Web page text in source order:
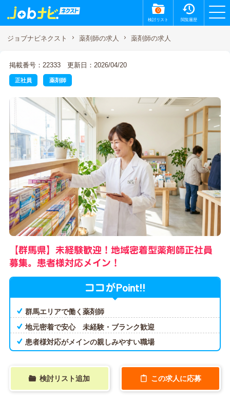
0
検討リスト 閲覧履歴
ジョブナビネクスト 薬剤師の求人 薬剤師の求人
掲載番号：22333 更新日：2026/04/20
正社員 薬剤師
【群馬県】未経験歓迎！地域密着型薬剤師正社員
募集。患者様対応メイン！
ココがPoint!!
群馬エリアで働く薬剤師
地元密着で安心 未経験・ブランク歓迎
患者様対応がメインの親しみやすい職場
検討リスト追加 この求人に応募